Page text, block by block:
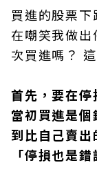
買進的股票
在嘲笑我做
次買進嗎？
首先，要在
當初買進是
到比自己賣
「停損也是